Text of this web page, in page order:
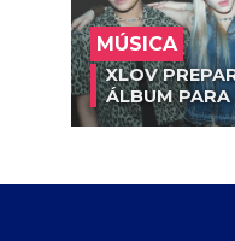
MÚSICA
XLOV
ÁLBUM